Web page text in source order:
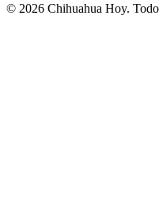
© 2026 Chihuahua Hoy.